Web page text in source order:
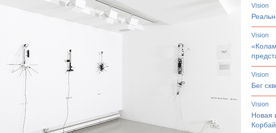
vision
vision
vision
Бег
vision
Новая